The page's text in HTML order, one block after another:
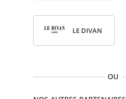
LE DIVAN
OU